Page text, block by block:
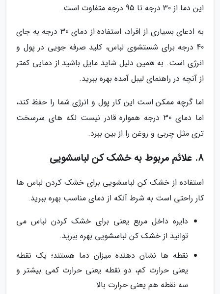
این دما از 30 درجه تا 95 درجه متفاوت است.
به ادعای بسیاری از افراد، استفاده از دمای 30 درجه به جای
40 درجه برای شستشوی لباس، کلید صرفه جویی در پول و
انرژی است. به همین دلیل شاید مایل باشید از دمایی کمتر
از آنچه در راهنمای لیبل آمده بهره ببرید.
اما گرچه ممکن است این کار پول و انرژی شما را حفظ کند،
اما دمای 30 درجه همواره قادر نیست لکه های سرسخت
تری مثل چربی و روغن را از بین ببرد.
8. علائم مربوط به خشک کن لباسشویی
استفاده از خشک کن لباسشویی برای خشک کردن لباس ها
کار راحتی است به شرط آنکه از دمای مناسب بهره ببرید.
دایره داخل مربع یعنی برای خشک کردن لباس می
توانید از خشک کن لباسشویی بهره ببرید.
نقطه ها نشان دهنده میزان دما هستند؛ یک نقطه
یعنی حرارت کم، دو نقطه یعنی حرارت کمی بیشتر و
سه نقطه هم یعنی حرارت بالا.